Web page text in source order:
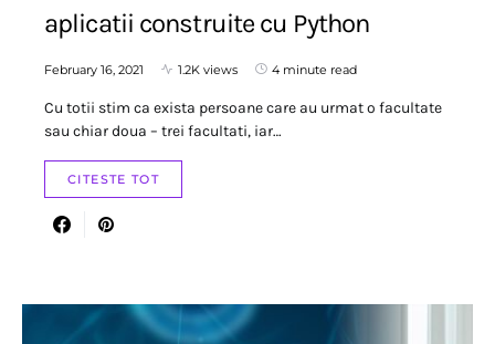
aplicatii construite cu Python
February 16, 2021 1.2K views 4 minute read
Cu totii stim ca exista persoane care au urmat o facultate
sau chiar doua – trei facultati, iar…
CITESTE TOT